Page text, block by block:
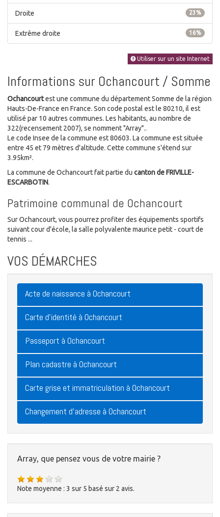
23%
Droite
16%
Extrême droite
Utiliser sur un site Internet
Informations sur Ochancourt / Somme
Ochancourtest une commune du département Somme de la région
Hauts-De-France en France. Son code postal est le 80210, il est
utilisé par 10 autres communes. Les habitants, au nombre de
322(recensement 2007), se nomment "Array"..
Le code Insee de la commune est 80603. La commune est située
entre 45 et 79 mètres d'altitude. Cette commune s'étend sur
3.95km².
La commune de Ochancourt fait partie du canton de FRIVILLE-
ESCARBOTIN.
Patrimoine communal de Ochancourt
Sur Ochancourt, vous pourrez profiter des équipements sportifs
suivant cour d'école, la salle polyvalente maurice petit - court de
tennis ...
VOS DÉMARCHES
Acte de naissance à Ochancourt
Carte d'identité à Ochancourt
Passeport à Ochancourt
Plan cadastre à Ochancourt
Carte grise et immatriculation à Ochancourt
Changement d'adresse à Ochancourt
Array, que pensez vous de votre mairie ?
Note moyenne : 3 sur 5 basé sur 2 avis.